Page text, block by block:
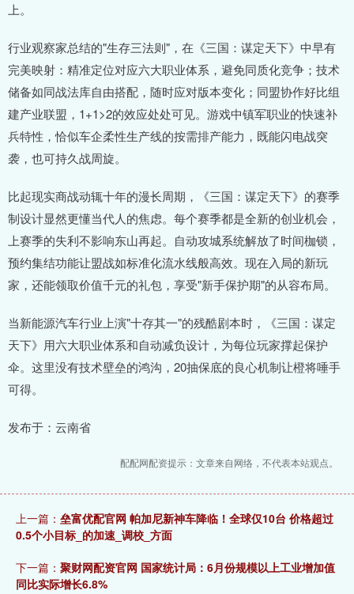
上。
行业观察家总结的"生存三法则"，在《三国：谋定天下》中早有
完美映射：精准定位对应六大职业体系，避免同质化竞争；技术
储备如同战法库自由搭配，随时应对版本变化；同盟协作好比组
建产业联盟，1+1>2的效应处处可见。游戏中镇军职业的快速补
兵特性，恰似车企柔性生产线的按需排产能力，既能闪电战突
袭，也可持久战周旋。
比起现实商战动辄十年的漫长周期，《三国：谋定天下》的赛季
制设计显然更懂当代人的焦虑。每个赛季都是全新的创业机会，
上赛季的失利不影响东山再起。自动攻城系统解放了时间枷锁，
预约集结功能让盟战如标准化流水线般高效。现在入局的新玩
家，还能领取价值千元的礼包，享受"新手保护期"的从容布局。
当新能源汽车行业上演"十存其一"的残酷剧本时，《三国：谋定
天下》用六大职业体系和自动减负设计，为每位玩家撑起保护
伞。这里没有技术壁垒的鸿沟，20抽保底的良心机制让橙将唾手
可得。
发布于：云南省
配配网配资提示：文章来自网络，不代表本站观点。
上一篇： 垒富优配官网 帕加尼新神车降临！全球仅10台 价格超过
0.5个小目标_的加速_调校_方面
下一篇： 聚财网配资官网 国家统计局：6月份规模以上工业增加值
同比实际增长6.8%